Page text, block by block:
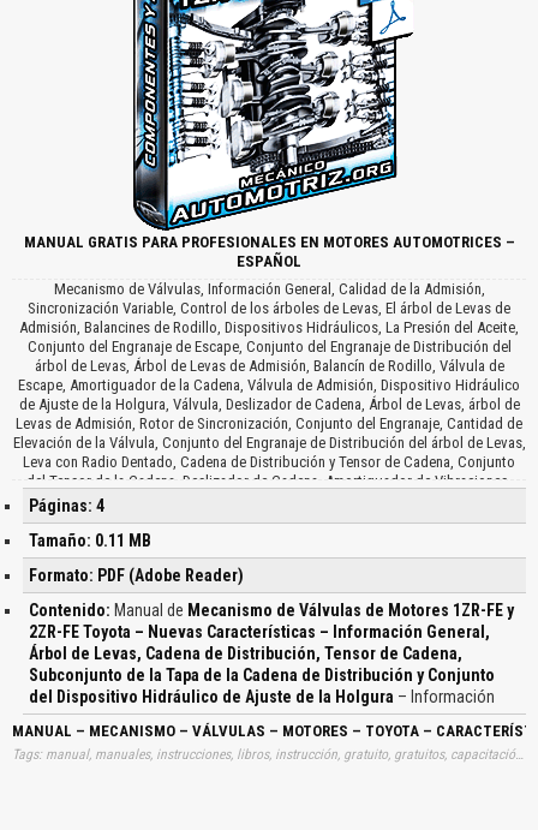
MANUAL GRATIS PARA PROFESIONALES EN MOTORES AUTOMOTRICES –
ESPAÑOL
Mecanismo de Válvulas, Información General, Calidad de la Admisión,
Sincronización Variable, Control de los árboles de Levas, El árbol de Levas de
Admisión, Balancines de Rodillo, Dispositivos Hidráulicos, La Presión del Aceite,
Conjunto del Engranaje de Escape, Conjunto del Engranaje de Distribución del
árbol de Levas, Árbol de Levas de Admisión, Balancín de Rodillo, Válvula de
Escape, Amortiguador de la Cadena, Válvula de Admisión, Dispositivo Hidráulico
de Ajuste de la Holgura, Válvula, Deslizador de Cadena, Árbol de Levas, árbol de
Levas de Admisión, Rotor de Sincronización, Conjunto del Engranaje, Cantidad de
Elevación de la Válvula, Conjunto del Engranaje de Distribución del árbol de Levas,
Leva con Radio Dentado, Cadena de Distribución y Tensor de Cadena, Conjunto
del Tensor de la Cadena, Deslizador de Cadena, Amortiguador de Vibraciones,
Subconjunto de la Tapa de la Cadena de Distribución, Tapa de la Cadena, Inyector
de Aceite, Medidor de Tensión, Subconjunto de la Tapa de la Cadena de
Distribución, Conducto de Agua, Conducto del Aceite, Bomba de Agua, Junta de
la Bomba de Agua, Conducto de Agua, Inyector de Aceite de la Cadena de
Distribución, Conjunto del Dispositivo Hidráulico de Ajuste de la Holgura,
Dispositivo Hidráulico, Émbolo, Conducto del Aceite, Árbol de Levas, Bola de
Retención, Muelle de la Bola de Retención, Muelle del émbolo, Dispositivo
Hidráulico de Ajuste de la Holgura…
Páginas: 4
Tamaño: 0.11 MB
Formato: PDF (Adobe Reader)
Contenido: Manual de Mecanismo de Válvulas de Motores 1ZR-FE y
2ZR-FE Toyota – Nuevas Características – Información General,
Árbol de Levas, Cadena de Distribución, Tensor de Cadena,
Subconjunto de la Tapa de la Cadena de Distribución y Conjunto
del Dispositivo Hidráulico de Ajuste de la Holgura – Información
MANUAL – MECANISMO – VÁLVULAS – MOTORES – TOYOTA –
Tags: manual, manuales, instrucciones, libros, instrucción, gratuito, gratuitos, capacitación, entrenamiento, capacitaciones, información, datos, gratis, descargar, vehículo, vehículos, autos, auto, coche, coches, automóvil, automovil, automóviles, automoviles, mecanismos, valvulas, toyotas, caracteristicas, informaciones, arboles, cadenas, distribuciones, tensores, tapas, dispositivos, hidraulicos, ajustes, holguras, descargas, automotrices